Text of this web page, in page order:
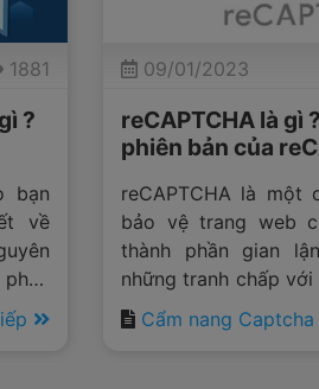
1881
?
bạn
về
và
09/01/2023
reCAPTCHA là gì
phiên bản của
reCAPTCHA là
bảo vệ trang web
thành phần gian
những tranh chấp với
được phát triển bởi
dụng trong nhiều
Cẩm nang Captcha